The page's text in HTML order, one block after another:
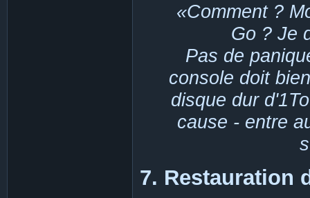
Comment ?
Go ? Je
Pas de
console doit
disque dur
cause - entre
7. Restauration